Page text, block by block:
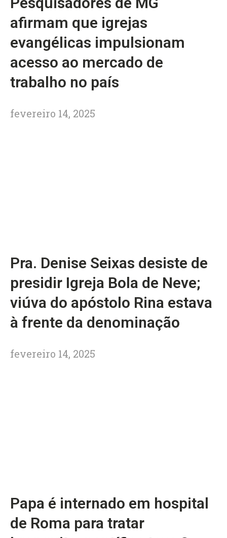
afirmam que igrejas
evangélicas impulsionam
acesso ao mercado de
trabalho no país
fevereiro 14, 2025
Pra. Denise Seixas desiste de
presidir Igreja Bola de Neve;
viúva do apóstolo Rina estava
à frente da denominação
fevereiro 14, 2025
Papa é internado em hospital
de Roma para tratar